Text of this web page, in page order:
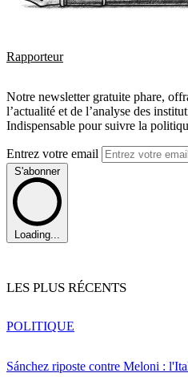
Rapporteur
Notre newsletter gratuite phare,
l’actualité et de l’analyse des
Indispensable pour suivre la
Entrez votre email
S'abonner
Loading...
LES PLUS RÉCENTS
Sánchez riposte contre Meloni :
POLITIQUE